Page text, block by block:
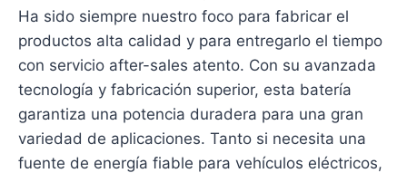
Ha sido siempre nuestro foco para fabricar el
productos alta calidad y para entregarlo el tiempo
con servicio after-sales atento. Con su avanzada
tecnología y fabricación superior, esta batería
garantiza una potencia duradera para una gran
variedad de aplicaciones. Tanto si necesita una
fuente de energía fiable para vehículos eléctricos,